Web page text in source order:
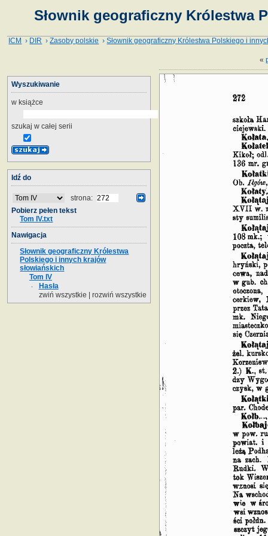
Słownik geograficzny Królestwa
ICM › DIR ›Zasoby polskie ›Słownik geograficzny Królestwa Polskiego i
«
Wyszukiwanie
w książce
szukaj w całej serii
Idź do
strona:
Pobierz pełen tekst
Tom IV.txt
Nawigacja
Słownik geograficzny Królestwa
Polskiego i innych krajów
słowiańskich
Tom IV
Hasła
zwiń wszystkie
rozwiń wszystkie